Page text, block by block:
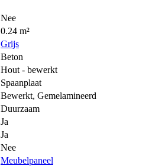
Nee
0.24 m²
Grijs
Beton
Hout - bewerkt
Spaanplaat
Bewerkt, Gemelamineerd
Duurzaam
Ja
Ja
Nee
Meubelpaneel